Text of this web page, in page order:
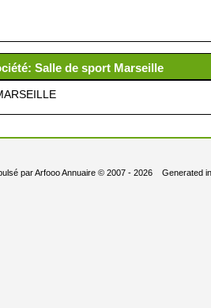
Salle de sport Marseille
parArfooo Annuaire© 2007 - 2026 Generated